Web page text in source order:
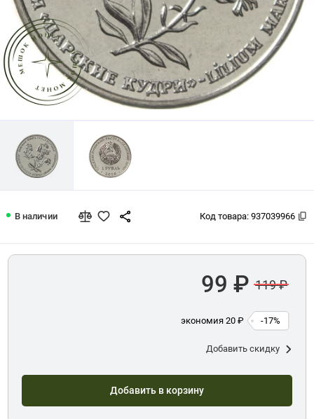
В наличии Код товара: 937039966
99 ₽ 119 ₽
экономия 20 ₽ -17%
Добавить скидку
Добавить в корзину